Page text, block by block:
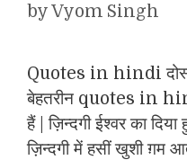
byVyom Singh
Quotes in hindi
बेहतरीन quotes in
हैं | ज़िन्दगी ईश्वर का
ज़िन्दगी में हसीं खुशी ग़म